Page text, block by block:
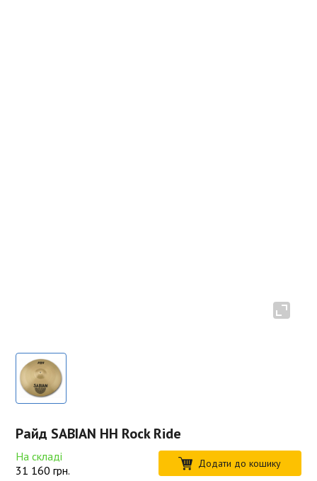
Райд SABIAN HH Rock Ride
На складі
31 160 грн. Додати до кошику